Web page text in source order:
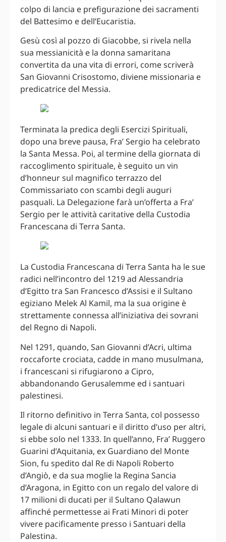
colpo di lancia e prefigurazione dei sacramenti
del Battesimo e dell’Eucaristia.
Gesù così al pozzo di Giacobbe, si rivela nella
sua messianicità e la donna samaritana
convertita da una vita di errori, come scriverà
San Giovanni Crisostomo, diviene missionaria e
predicatrice del Messia.
Terminata la predica degli Esercizi Spirituali,
dopo una breve pausa, Fra’ Sergio ha celebrato
la Santa Messa. Poi, al termine della giornata di
raccoglimento spirituale, è seguito un vin
d’honneur sul magnifico terrazzo del
Commissariato con scambi degli auguri
pasquali. La Delegazione farà un’offerta a Fra’
Sergio per le attività caritative della Custodia
Francescana di Terra Santa.
La Custodia Francescana di Terra Santa ha le sue
radici nell’incontro del 1219 ad Alessandria
d’Egitto tra San Francesco d’Assisi e il Sultano
egiziano Melek Al Kamil, ma la sua origine è
strettamente connessa all’iniziativa dei sovrani
del Regno di Napoli.
Nel 1291, quando, San Giovanni d’Acri, ultima
roccaforte crociata, cadde in mano musulmana,
i francescani si rifugiarono a Cipro,
abbandonando Gerusalemme ed i santuari
palestinesi.
Il ritorno definitivo in Terra Santa, col possesso
legale di alcuni santuari e il diritto d’uso per altri,
si ebbe solo nel 1333. In quell’anno, Fra’ Ruggero
Guarini d’Aquitania, ex Guardiano del Monte
Sion, fu spedito dal Re di Napoli Roberto
d’Angiò, e da sua moglie la Regina Sancia
d’Aragona, in Egitto con un regalo del valore di
17 milioni di ducati per il Sultano Qalawun
affinché permettesse ai Frati Minori di poter
vivere pacificamente presso i Santuari della
Palestina.